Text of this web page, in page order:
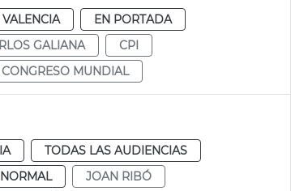
VALENCIA
EN PORTADA
GALIANA
CPI
CONGRESO MUNDIAL
TODAS LAS AUDIENCIAS
NORMAL
JOAN RIBÓ